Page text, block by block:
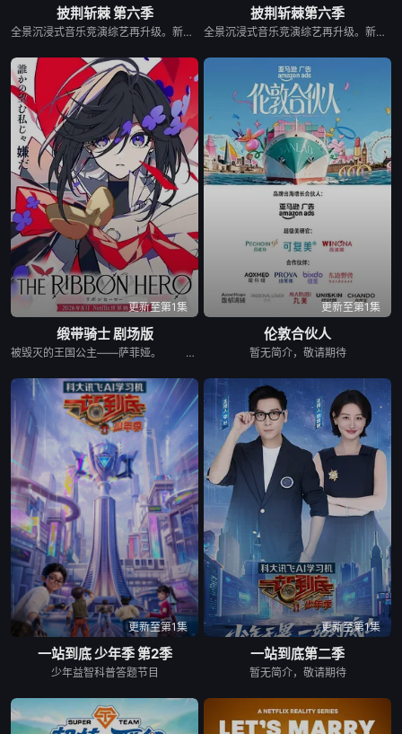
20260623(第4期纯享) 20260623(第4期下) 20260623(第4期下纯享)
20260625(第4期加更上)
20260629(超前彩蛋) 20260629(第5期上) 20260629(第5期中)
20260629(第5期上纯享) 20260629(第5期中纯享) 20260630(第5期下纯享)
20260630(第5期下) 20260702(第5期加更下)
20260702(超前彩蛋) 20260703(第5期陪看) 20260706(第6期上)
20260706(第6期中)
20260707(第6期下纯享) 20260707(第6期下) 20260708(超前彩蛋)
20260709(第6期加更上) 20260709(第6期加更下) 20260710(第6期陪看)
20260713(第7期中) 20260713(第7期上) 20260713(第7期上纯享)
20260713(第7期中纯享)
20260715(超前彩蛋) 20260716(第7期加更上) 20260716(第7期加更下)
20260717(第7期陪看)
20260720(第8期上纯享)
披荆斩棘 第六季
全景沉浸式音乐竞演综艺再升级。新一季在延续经典的同时，将有全新的30位破局者，集结于此，他们来自不同疆域:荧幕传奇x舞台王者x跨界先锋x国际面孔……一场关于“男性力量”的重新定义，打破传统男性叙事框架，构建这个时代最丰富的男性样本图鉴。 2025年10月28日，该节目入选2025芒果秋季招商大会2026综艺片单。
披荆斩棘第六季
全景沉浸式音乐竞演综艺再升级。新一季在延续经典的同时，将有全新的30位破局者，集结于此，他们来自不同疆域:荧幕传奇x舞台王者x跨界先锋x国际面孔……一场关于“男性力量”的重新定义，打破传统男性叙事框架，构建这个时代最丰富的男性样本图鉴。 &nbsp; &nbsp; &nbsp; &nbsp; &nbsp; &nbsp; &nbsp; &nbsp; &nbsp; &nbsp; &nbsp; &nbsp; &nbsp; &nbsp; &nbsp; &nbsp; &nbsp; &nbsp; &nbsp; &nbsp; &nbsp; &nbsp; &nbsp; &nbsp; &nbsp; &nbsp; &nbsp; &nbsp; &nbsp; &nbsp; &nbsp; &nbsp; &nbsp; &nbsp; &nbsp; 2025年10月28日，该节目入选2025芒果秋季招商大会2026综艺片单。
更新至第1集
缎带骑士 剧场版
被毁灭的王国公主——萨菲娅。 灾厄“内尔伽勒”夺走了她故乡希尔弗兰的一切，她在绝望的尽头，抵达了戈尔德兰。 她怀抱着过往，在人们的温柔相待中，开始觅得一丝微小的希望。 然而，仿佛是为了嘲弄这份平静的日常，灾厄“内尔伽勒”再度降临。 曾将故乡化为灰烬的绝望，如今又要夺走这片土地的光芒。 ——已经，不会再失去任何东西。也不会让任何人失去。 少女拂去悲伤的泪水，执剑而起。 这是一个系上缎带、决心反抗命运的，属于一位英雄的故事。
更新至第1集
伦敦合伙人
暂无简介，敬请期待
更新至第1集
一站到底 少年季 第2季
少年益智科普答题节目
更新至第1集
一站到底第二季
暂无简介，敬请期待